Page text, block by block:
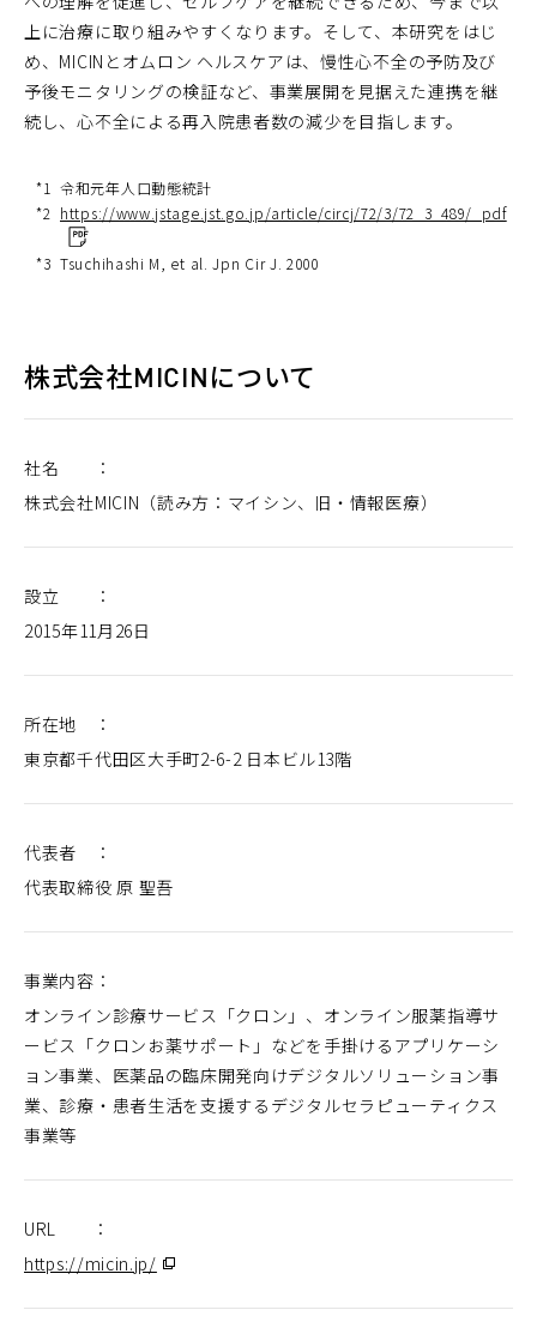
上に治療に取り組みやすくなります。そして、本研究をはじ
め、MICINとオムロン ヘルスケアは、慢性心不全の予防及び
予後モニタリングの検証など、事業展開を見据えた連携を継
続し、心不全による再入院患者数の減少を目指します。
*1 令和元年人口動態統計
*2 https://www.jstage.jst.go.jp/article/circj/72/3/72_3_489/_pdf（別
ウ
*3 Tsuchihashi M, et al. Jpn Cir J. 2000
株式会社MICINについて
社名 ：
株式会社MICIN（読み方：マイシン、旧・情報医療）
設立 ：
2015年11月26日
所在地 ：
東京都千代田区大手町2-6-2 日本ビル13階
代表者 ：
代表取締役 原 聖吾
事業内容：
オンライン診療サービス「クロン」、オンライン服薬指導サ
ービス「クロンお薬サポート」などを手掛けるアプリケーシ
ョン事業、医薬品の臨床開発向けデジタルソリューション事
業、診療・患者生活を支援するデジタルセラピューティクス
事業等
URL ：
https://micin.jp/ （別
ウ
ン